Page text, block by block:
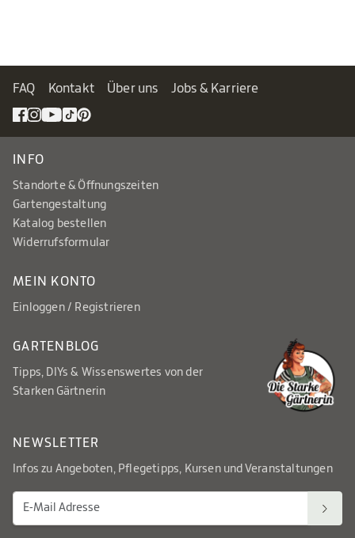
FAQ Kontakt Über uns Jobs & Karriere
INFO
Standorte & Öffnungszeiten
Gartengestaltung
Katalog bestellen
Widerrufsformular
MEIN KONTO
Einloggen / Registrieren
GARTENBLOG
Tipps, DIYs & Wissenswertes von der
Starken Gärtnerin
NEWSLETTER
Infos zu Angeboten, Pflegetipps, Kursen und Veranstaltungen